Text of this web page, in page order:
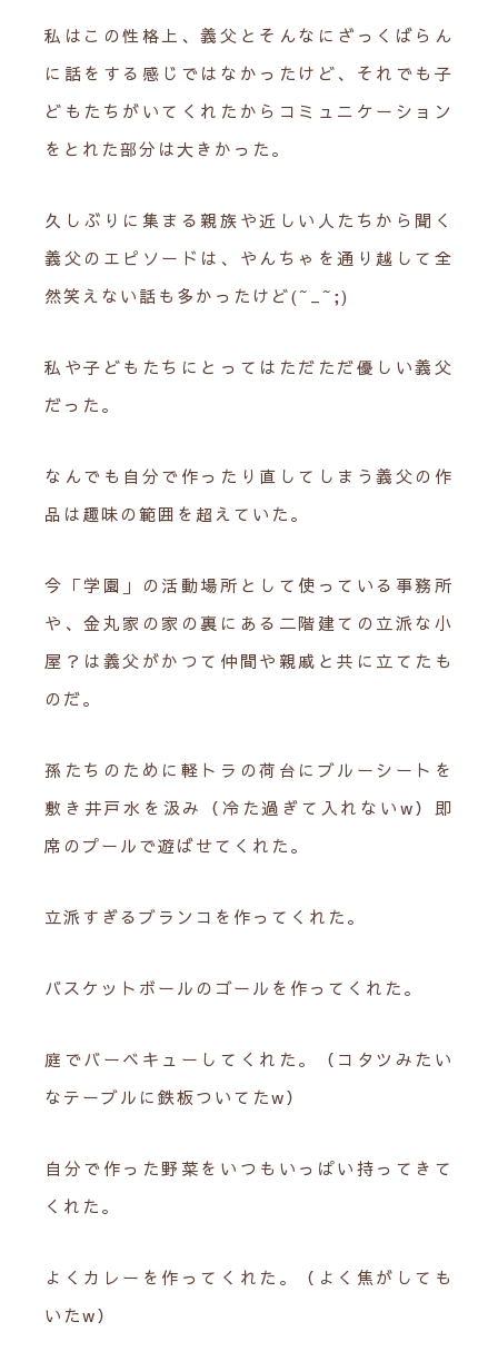
私はこの性格上、義父とそんなにざっくばらん
に話をする感じではなかったけど、それでも子
どもたちがいてくれたからコミュニケーション
をとれた部分は大きかった。
久しぶりに集まる親族や近しい人たちから聞く
義父のエピソードは、やんちゃを通り越して全
然笑えない話も多かったけど(~_~;)
私や子どもたちにとってはただただ優しい義父
だった。
なんでも自分で作ったり直してしまう義父の作
品は趣味の範囲を超えていた。
今「学園」の活動場所として使っている事務所
や、金丸家の家の裏にある二階建ての立派な小
屋？は義父がかつて仲間や親戚と共に立てたも
のだ。
孫たちのために軽トラの荷台にブルーシートを
敷き井戸水を汲み（冷た過ぎて入れないw）即
席のプールで遊ばせてくれた。
立派すぎるブランコを作ってくれた。
バスケットボールのゴールを作ってくれた。
庭でバーベキューしてくれた。（コタツみたい
なテーブルに鉄板ついてたw）
自分で作った野菜をいつもいっぱい持ってきて
くれた。
よくカレーを作ってくれた。（よく焦がしても
いたw）